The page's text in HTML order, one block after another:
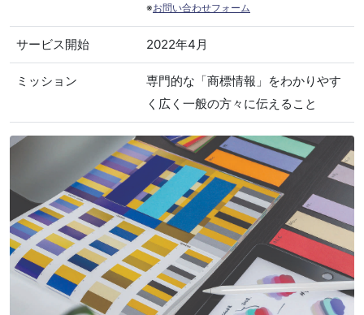
※お問い合わせフォーム
サービス開始 2022年4月
ミッション
専門的な「商標情報」をわかりやす
く広く一般の方々に伝えること